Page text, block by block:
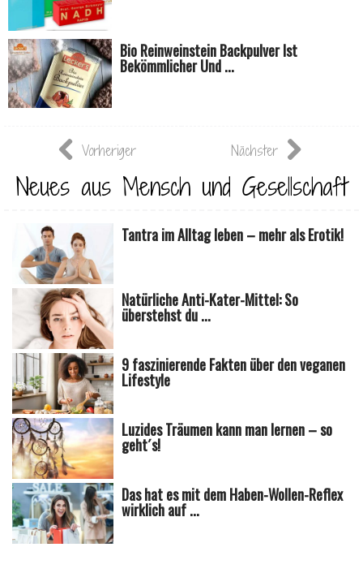
Bio Reinweinstein Backpulver Ist
Bekömmlicher Und ...
Vorheriger Nächster
Neues aus Mensch und Gesellschaft
Tantra im Alltag leben – mehr als Erotik!
Natürliche Anti-Kater-Mittel: So
überstehst du ...
9 faszinierende Fakten über den veganen
Lifestyle
Luzides Träumen kann man lernen – so
geht´s!
Das hat es mit dem Haben-Wollen-Reflex
wirklich auf ...